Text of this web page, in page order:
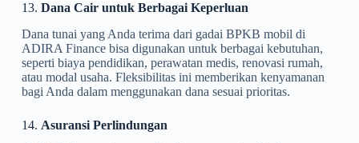
13. Dana Cair untuk Berbagai Keperluan
Dana tunai yang Anda terima dari gadai BPKB mobil di
ADIRA Finance bisa digunakan untuk berbagai kebutuhan,
seperti biaya pendidikan, perawatan medis, renovasi rumah,
atau modal usaha. Fleksibilitas ini memberikan kenyamanan
bagi Anda dalam menggunakan dana sesuai prioritas.
14. Asuransi Perlindungan